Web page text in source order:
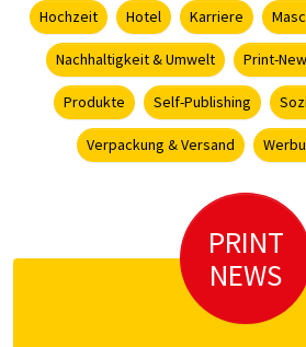
Hochzeit Hotel Karriere
Nachhaltigkeit & Umwelt Print-
Produkte Self-Publishing
Verpackung & Versand
PRINT
NEWS